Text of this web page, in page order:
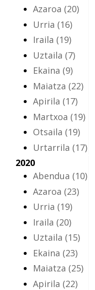
Azaroa (20)
Urria (16)
Iraila (19)
Uztaila (7)
Ekaina (9)
Maiatza (22)
Apirila (17)
Martxoa (19)
Otsaila (19)
Urtarrila (17)
2020
Abendua (10)
Azaroa (23)
Urria (19)
Iraila (20)
Uztaila (15)
Ekaina (23)
Maiatza (25)
Apirila (22)